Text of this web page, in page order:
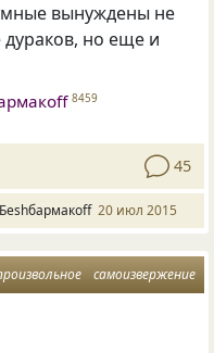
вынуждены не
но еще и
8459
45
20 июл 2015
самоизвержение